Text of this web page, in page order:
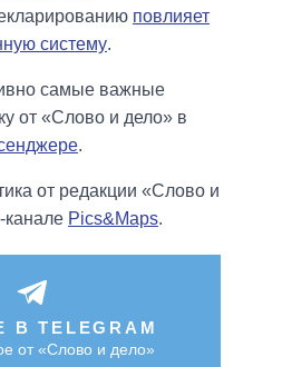
повлияет
систему.
самые важные
от «Слово и дело» в
.
от редакции «Слово и
канале Pics&Maps.
TELEGRAM
от «Слово и дело»